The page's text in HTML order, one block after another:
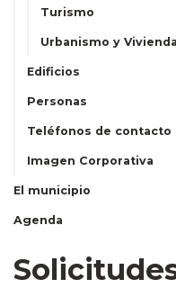
Turismo
Urbanismo y Vivienda
Edificios
Personas
Teléfonos de contacto
Imagen Corporativa
El municipio
Agenda